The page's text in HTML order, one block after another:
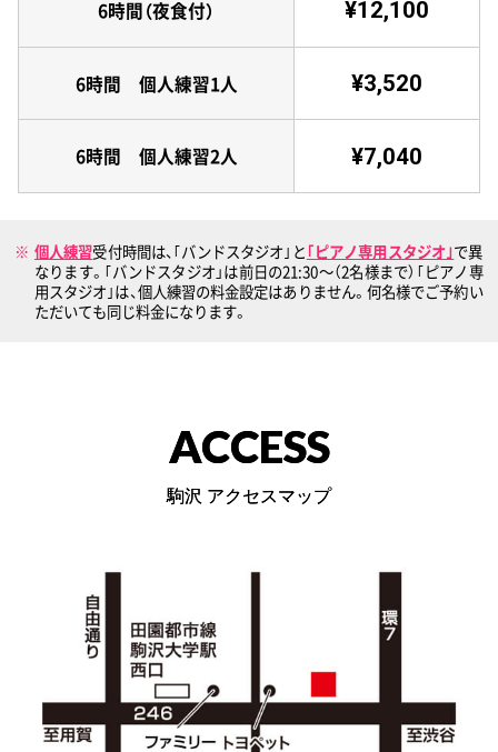
6時間（夜食付） ¥12,100
6時間 個人練習1人 ¥3,520
6時間 個人練習2人 ¥7,040
個人練習受付時間は、｢バンドスタジオ｣と ｢ピアノ専用スタジオ｣で異
なります。｢バンドスタジオ」は前日の21:30〜（2名様まで）｢ピアノ専
用スタジオ｣は、個人練習の料金設定はありません。何名様でご予約い
ただいても同じ料金になります。
ACCESS
駒沢 アクセスマップ